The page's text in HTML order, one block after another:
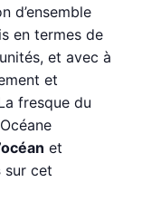
d’ensemble
en termes de
et avec à
et
fresque du
et
sur cet